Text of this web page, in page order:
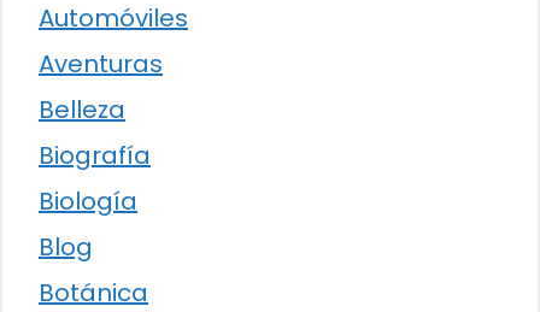
Automóviles
Aventuras
Belleza
Biografía
Biología
Blog
Botánica